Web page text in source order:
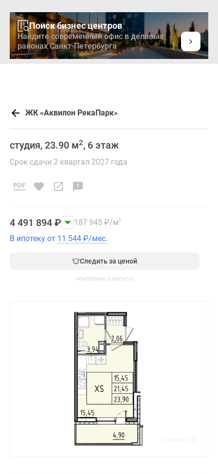
Поиск бизнес центров
Найдите современный офис в деловых
районах Санкт-Петербурга
ЖК «Аквилон РекаПарк»
студия, 23.90 м2, 6 этаж
Срок сдачи 2 квартал 2027 года
4 491 894 ₽ 187 945 ₽/м2
В ипотеку от 11 544 ₽/мес.
Следить за ценой
обновлено 6 августа